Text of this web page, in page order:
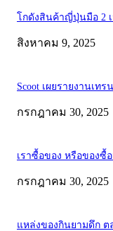
โกดังสินค้าญี่ปุ่นมือ 2
สิงหาคม 9, 2025
Scoot เผยรายงานเท
กรกฎาคม 30, 2025
เราซื้อของ หรือของซื้อ
กรกฎาคม 30, 2025
แหล่งของกินยามดึก ต